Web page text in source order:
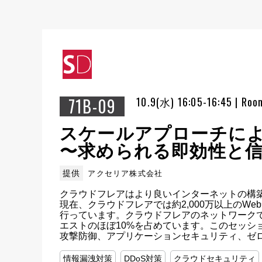
71B-09 10.9(水) 16:05-16:45 |
スケールアプローチに
〜求められる即効性と
提供 アクセリア株式会社
クラウドフレアはより良いインターネットの
現在、クラウドフレアでは約2,000万以上の
行っています。クラウドフレアのネットワー
エストのほぼ10%を占めています。このセッ
攻撃防御、アプリケーションセキュリティ、
情報漏洩対策 DDoS対策 クラウドセキュリティ